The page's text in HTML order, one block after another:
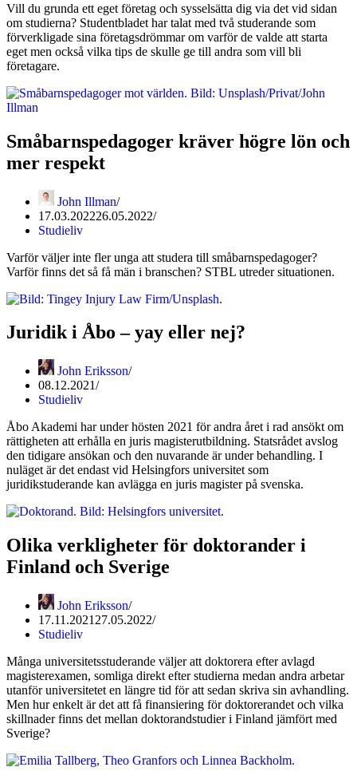
Vill du grunda ett eget företag och sysselsätta dig via det vid sidan
om studierna? Studentbladet har talat med två studerande som
förverkligade sina företagsdrömmar om varför de valde att starta
eget men också vilka tips de skulle ge till andra som vill bli
företagare.
Småbarnspedagoger kräver högre lön och
mer respekt
John Illman
17.03.202226.05.2022
Studieliv
Varför väljer inte fler unga att studera till småbarnspedagoger?
Varför finns det så få män i branschen? STBL utreder situationen.
Juridik i Åbo – yay eller nej?
John Eriksson
08.12.2021
Studieliv
Åbo Akademi har under hösten 2021 för andra året i rad ansökt om
rättigheten att erhålla en juris magisterutbildning. Statsrådet avslog
den tidigare ansökan och den nuvarande är under behandling. I
nuläget är det endast vid Helsingfors universitet som
juridikstuderande kan avlägga en juris magister på svenska.
Olika verkligheter för doktorander i
Finland och Sverige
John Eriksson
17.11.2021 27.05.2022
Studieliv
Många universitetsstuderande väljer att doktorera efter avlagd
magisterexamen, somliga direkt efter studierna medan andra arbetar
utanför universitetet en längre tid för att sedan skriva sin avhandling.
Men hur enkelt är det att få finansiering för doktorerandet och vilka
skillnader finns det mellan doktorandstudier i Finland jämfört med
Sverige?